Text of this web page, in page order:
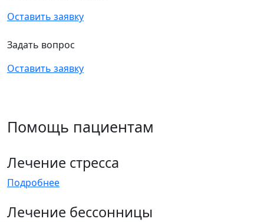
Оставить заявку
Задать вопрос
Оставить заявку
Помощь пациентам
Лечение стресса
Подробнее
Лечение бессонницы